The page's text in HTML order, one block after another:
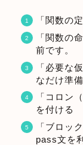
「関数の
「関数の
前です。
「必要な
なだけ準
「コロン
を付ける
「ブロッ
pass文を